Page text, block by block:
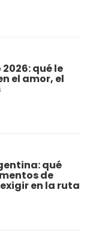
qué le
el amor, el
qué
de
en la ruta